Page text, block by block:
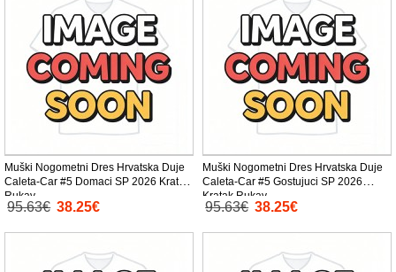
Muški Nogometni Dres Hrvatska Duje
Caleta-Car #5 Domaci SP 2026 Kratak
Rukav
95.63€ 38.25€
Muški Nogometni Dres Hrvatska Duje
Caleta-Car #5 Gostujuci SP 2026
Kratak Rukav
95.63€ 38.25€